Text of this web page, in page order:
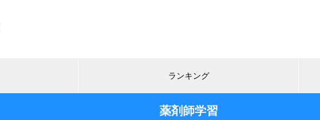
ランキング
薬剤師学習